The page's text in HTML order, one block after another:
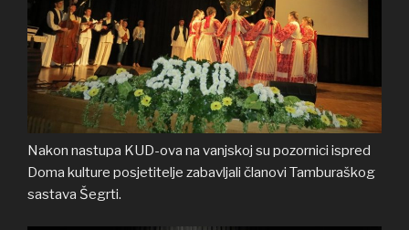
Nakon nastupa KUD-ova na vanjskoj su pozornici ispred
Doma kulture posjetitelje zabavljali članovi Tamburaškog
sastava Šegrti.